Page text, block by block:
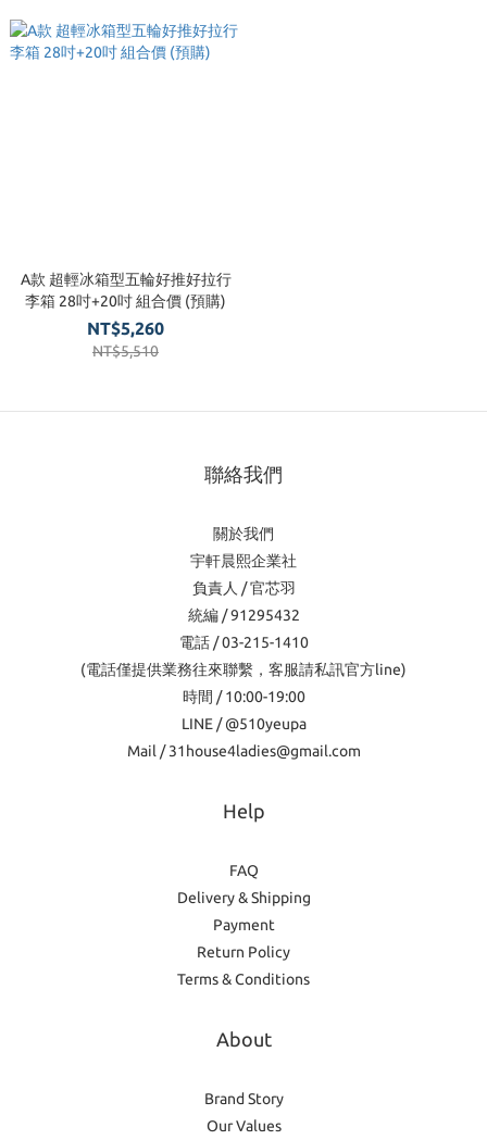
A款 超輕冰箱型五輪好推好拉行
李箱 28吋+20吋 組合價 (預購)
NT$5,260
NT$5,510
聯絡我們
關於我們
宇軒晨熙企業社
負責人 / 官芯羽
統編 / 91295432
電話 / 03-215-1410
(電話僅提供業務往來聯繫，客服請私訊官方line)
時間 / 10:00-19:00
LINE / @510yeupa
Mail / 31house4ladies@gmail.com
Help
FAQ
Delivery & Shipping
Payment
Return Policy
Terms & Conditions
About
Brand Story
Our Values